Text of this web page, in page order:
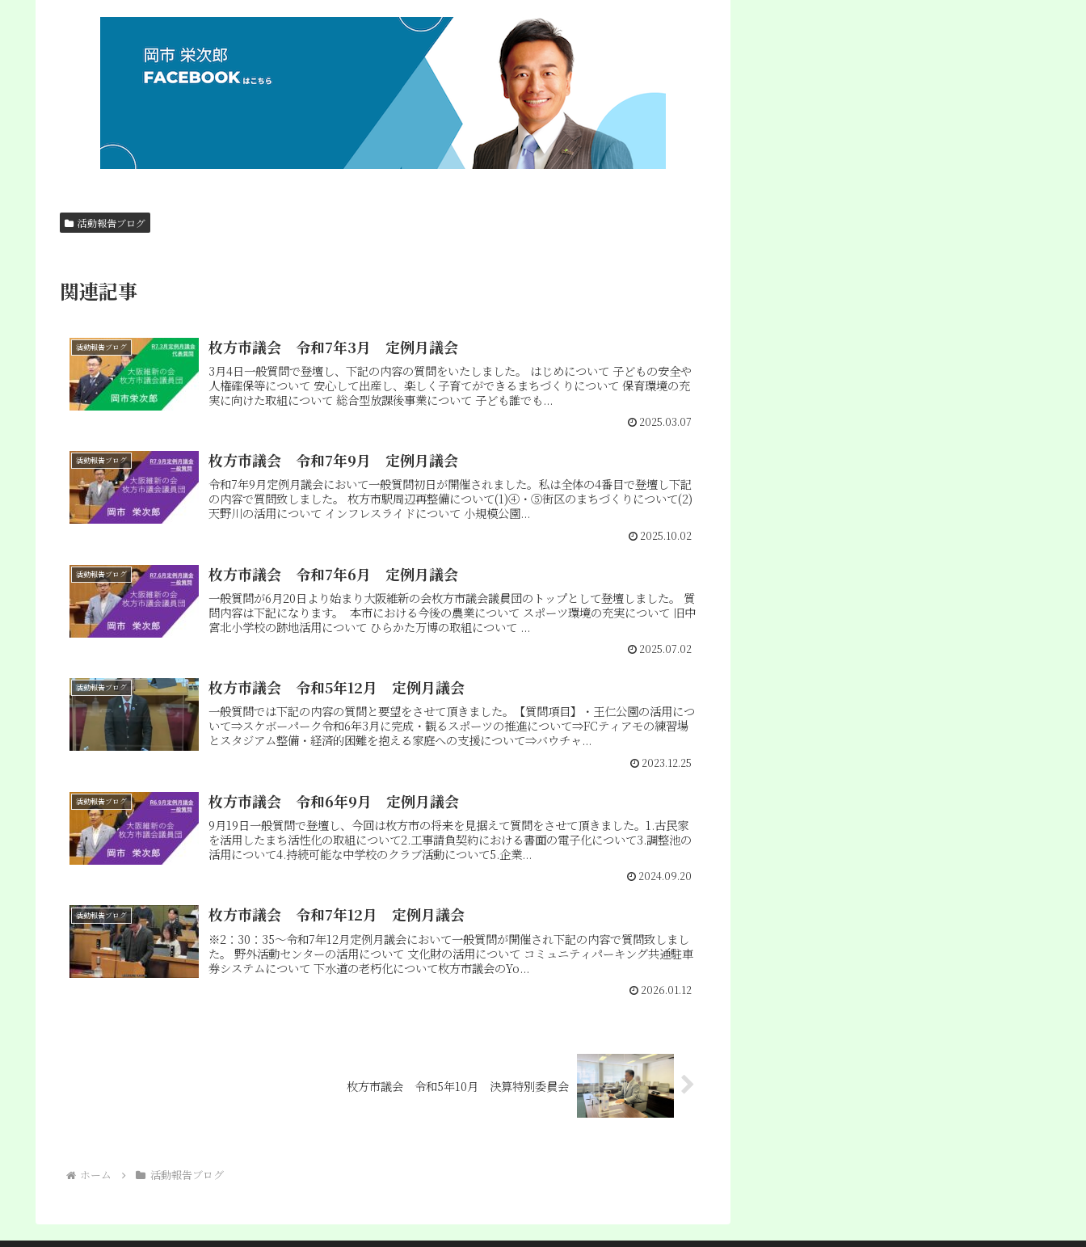
活動報告ブログ
関連記事
活動報告ブログ 枚方市議会 令和7年3月 定例月議会
3月4日一般質問で登壇し、下記の内容の質問をいたしました。 はじめについて 子どもの安全や
人権確保等について 安心して出産し、楽しく子育てができるまちづくりについて 保育環境の充
実に向けた取組について 総合型放課後事業について 子ども誰でも...
2025.03.07
活動報告ブログ 枚方市議会 令和7年9月 定例月議会
令和7年9月定例月議会において一般質問初日が開催されました。私は全体の4番目で登壇し下記
の内容で質問致しました。 枚方市駅周辺再整備について(1)④・⑤街区のまちづくりについて(2)
天野川の活用について インフレスライドについて 小規模公園...
2025.10.02
活動報告ブログ 枚方市議会 令和7年6月 定例月議会
一般質問が6月20日より始まり大阪維新の会枚方市議会議員団のトップとして登壇しました。 質
問内容は下記になります。 本市における今後の農業について スポーツ環境の充実について 旧中
宮北小学校の跡地活用について ひらかた万博の取組について ...
2025.07.02
活動報告ブログ 枚方市議会 令和5年12月 定例月議会
一般質問では下記の内容の質問と要望をさせて頂きました。【質問項目】・王仁公園の活用につ
いて⇒スケボーパーク令和6年3月に完成・観るスポーツの推進について⇒FCティアモの練習場
とスタジアム整備・経済的困難を抱える家庭への支援について⇒バウチャ...
2023.12.25
活動報告ブログ 枚方市議会 令和6年9月 定例月議会
9月19日一般質問で登壇し、今回は枚方市の将来を見据えて質問をさせて頂きました。1.古民家
を活用したまち活性化の取組について2.工事請負契約における書面の電子化について3.調整池の
活用について4.持続可能な中学校のクラブ活動について5.企業...
2024.09.20
活動報告ブログ 枚方市議会 令和7年12月 定例月議会
※2：30：35〜令和7年12月定例月議会において一般質問が開催され下記の内容で質問致しまし
た。 野外活動センターの活用について 文化財の活用について コミュニティパーキング共通駐車
券システムについて 下水道の老朽化について枚方市議会のYo...
2026.01.12
枚方市議会 令和5年10月 決算特別委員会
ホーム 活動報告ブログ